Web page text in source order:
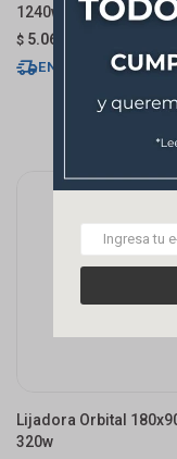
1240w Mtp
$ 5.066
ENVÍO EXPRESS
Lijadora Orbital
320w